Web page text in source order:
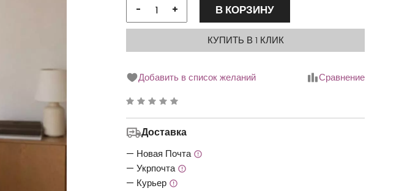
- + В КОРЗИНУ
КУПИТЬ В 1 КЛИК
Добавить в список желаний Сравнение
0.00
з
5
Доставка
— Новая Почта
— Укрпочта
— Курьер